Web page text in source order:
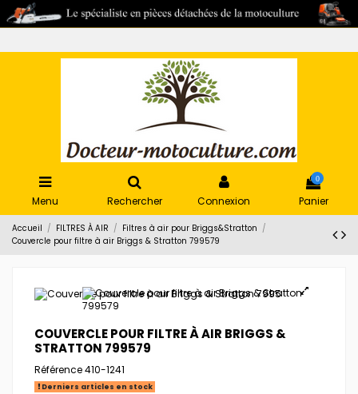
Menu Rechercher Connexion
0
Panier
Accueil FILTRES À AIR
Filtres à air pour Briggs&Stratton
Couvercle pour filtre à air Briggs & Stratton 799579
COUVERCLE POUR FILTRE À AIR BRIGGS &
STRATTON 799579
Référence410-1241
Derniers articles en stock